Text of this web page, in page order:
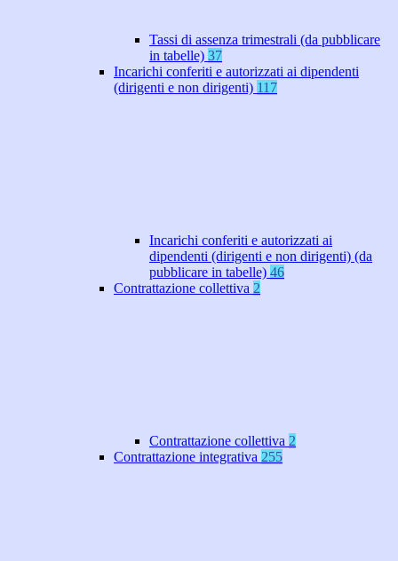
Tassi di assenza trimestrali (da pubblicare
in tabelle) 37
Incarichi conferiti e autorizzati ai dipendenti
(dirigenti e non dirigenti) 117
Incarichi conferiti e autorizzati ai
dipendenti (dirigenti e non dirigenti) (da
pubblicare in tabelle) 46
Contrattazione collettiva 2
Contrattazione collettiva 2
Contrattazione integrativa 255